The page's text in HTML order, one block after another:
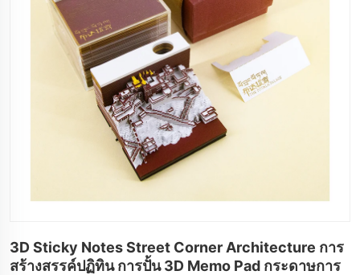
3D Sticky Notes Street Corner Architecture การ
สร้างสรรค์ปฏิทิน การปั้น 3D Memo Pad กระดาษการ